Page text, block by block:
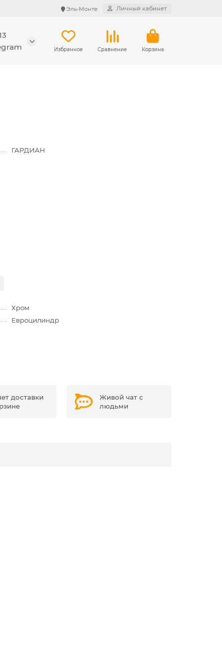
Эль-Монте Личный кабинет
Избранное Сравнение Корзина
ГАРДИАН
Хром
Евроцилиндр
доставки
Живой чат с
людьми